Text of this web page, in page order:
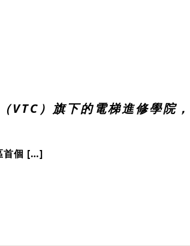
VTC）旗下的電梯進修學院
首個 […]